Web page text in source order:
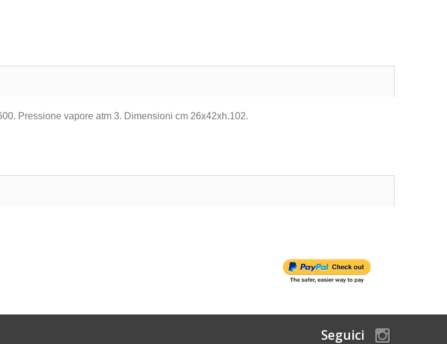
Pressione vapore atm 3. Dimensioni cm 26x42xh.102.
Seguici